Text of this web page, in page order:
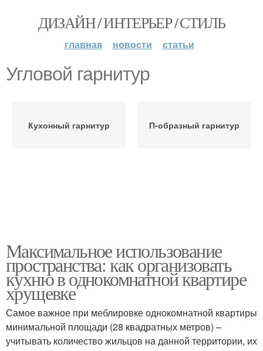
ДИЗАЙН / ИНТЕРЬЕР / СТИЛЬ
главная новости статьи
Угловой гарнитур
Кухонный гарнитур П-образный гарнитур
Максимальное использование
пространства: как организовать
кухню в однокомнатной квартире
хрущевке
Самое важное при меблировке однокомнатной квартиры
минимальной площади (28 квадратных метров) –
учитывать количество жильцов на данной территории, их